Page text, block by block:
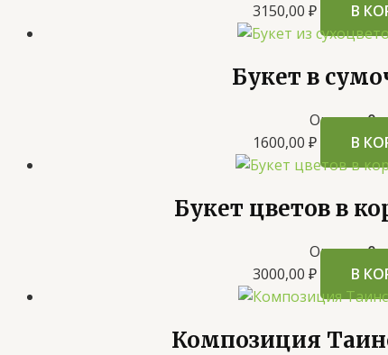
3150,00 ₽ В
Букет в
Оценка0
1600,00 ₽ В
Букет цветов в
Оценка0
3000,00 ₽ В
Композиция